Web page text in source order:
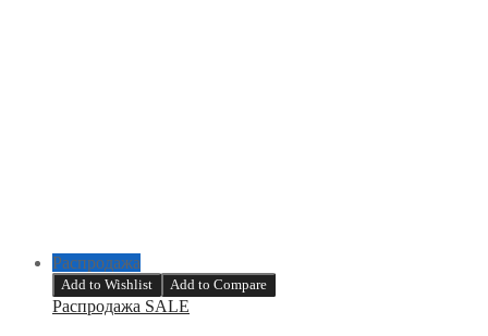
Распродажа
Add to Wishlist Add to Compare
Распродажа SALE